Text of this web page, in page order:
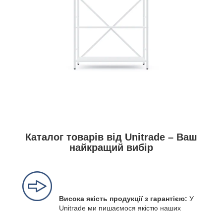
Каталог товарів від Unitrade – Ваш
найкращий вибір
Висока якість продукції з гарантією: У
Unitrade ми пишаємося якістю наших